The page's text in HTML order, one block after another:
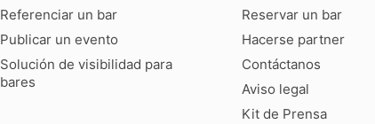
Referenciar un bar
Publicar un evento
Solución de visibilidad para
bares
Reservar un bar
Hacerse partner
Contáctanos
Aviso legal
Kit de Prensa